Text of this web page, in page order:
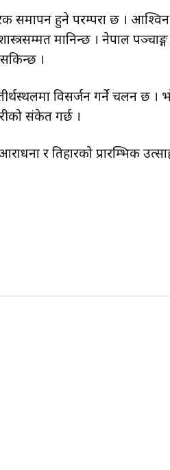
समापन हुने परम्परा छ ।
मानिन्छ । नेपाल
।
विसर्जन गर्ने चलन छ ।
संकेत गर्छ ।
र तिहारको प्रारम्भिक